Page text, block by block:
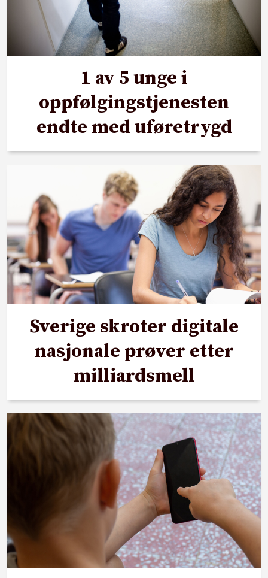
1 av 5 unge i
oppfølgingstjenesten
endte med uføretrygd
Sverige skroter digitale
nasjonale prøver etter
milliardsmell